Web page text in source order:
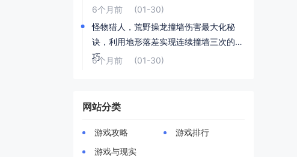
6个月前
(01-30)
怪物猎人，荒野操龙撞墙伤害最大化秘
诀，利用地形落差实现连续撞墙三次的技
巧
6个月前 (01-30)
网站分类
游戏攻略
游戏排行
游戏与现实